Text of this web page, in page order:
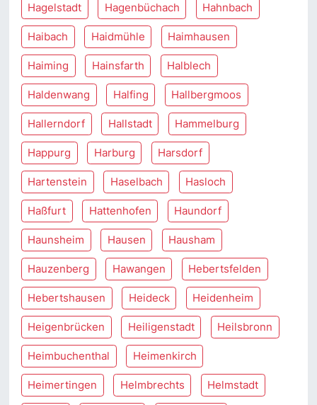
Hagelstadt Hagenbüchach Hahnbach
Haibach Haidmühle Haimhausen
Haiming Hainsfarth Halblech
Haldenwang Halfing Hallbergmoos
Hallerndorf Hallstadt Hammelburg
Happurg Harburg Harsdorf
Hartenstein Haselbach Hasloch
Haßfurt Hattenhofen Haundorf
Haunsheim Hausen Hausham
Hauzenberg Hawangen Hebertsfelden
Hebertshausen Heideck Heidenheim
Heigenbrücken Heiligenstadt Heilsbronn
Heimbuchenthal Heimenkirch
Heimertingen Helmbrechts Helmstadt